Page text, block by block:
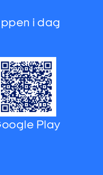
i dag
Play